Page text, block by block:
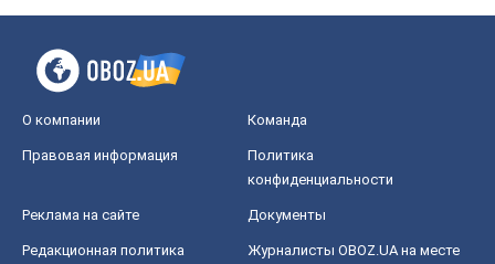
О компании Команда
Правовая информация
Политика
конфиденциальности
Реклама на сайте Документы
Редакционная политика
Журналисты OBOZ.UA на месте